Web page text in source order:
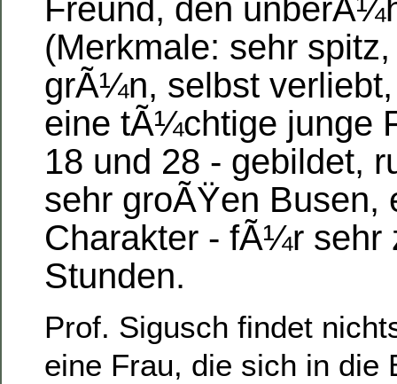
Freund, den
(Merkmale: sehr
grÃ¼n, selbst
eine tÃ¼chtige junge
18 und 28 - gebildet,
sehr groÃŸen
Charakter - fÃ¼r sehr
Stunden.
Prof. Sigusch findet
eine Frau, die sich in die